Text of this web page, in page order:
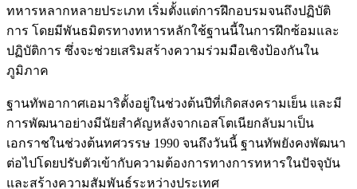
ทหารหลากหลายประเภท เริ่มตั้งแต่การฝึกอบรมจนถึงปฏิบัติ
การ โดยมีพันธมิตรทางทหารหลักใช้ฐานนี้ในการฝึกซ้อมและ
ปฏิบัติการ ซึ่งจะช่วยเสริมสร้างความร่วมมือเชิงป้องกันใน
ภูมิภาค
ฐานทัพอากาศเอมาริตั้งอยู่ในช่วงต้นปีที่เกิดสงครามเย็น และมี
การพัฒนาอย่างมีนัยสำคัญหลังจากเอสโตเนียกลับมาเป็น
เอกราชในช่วงต้นทศวรรษ 1990 จนถึงวันนี้ ฐานทัพยังคงพัฒนา
ต่อไปโดยปรับตัวเข้ากับความต้องการทางการทหารในปัจจุบัน
และสร้างความสัมพันธ์ระหว่างประเทศ